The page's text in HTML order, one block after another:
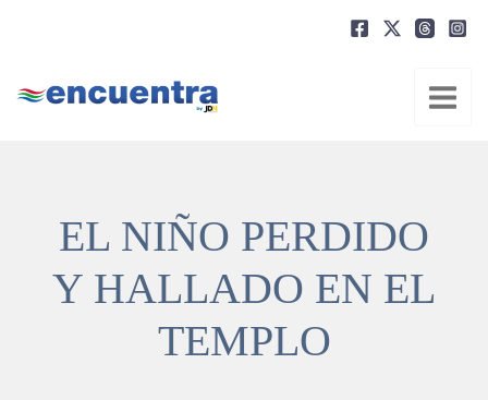
EL NIÑO PERDIDO
Y HALLADO EN EL
TEMPLO